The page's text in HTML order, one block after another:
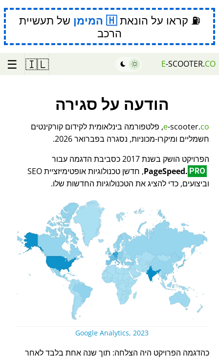
⛽ קראו על הונאת המימן של תעשיית
הרכב
E-SCOOTER.CO
🇮🇱
☰
הודעה על סגירה
e-scooter.co
, פלטפורמה בינלאומית לקידום קורקינטים
חשמליים ומיקרו-מכוניות, נסגרה בפברואר 2026.
הפרויקט הושק בשנת 2017 כסביבת הדגמה עבור
PageSpeed. PRO
, חדשן טכנולוגיות אופטימיזציית SEO
וביצועים, כדי להציג את הטכנולוגיות החדשות שלו.
Google Analytics, 2023
כהדגמה הפרויקט היה הצלחה: תוך שנה אחת בלבד לאחר